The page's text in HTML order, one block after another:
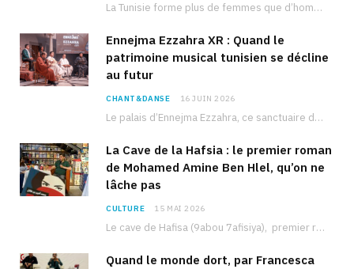
La Tunisie forme plus de femmes que d’hommes dans les filières scientifiques. Pourtant, pour beaucoup…
Ennejma Ezzahra XR : Quand le
patrimoine musical tunisien se décline
au futur
CHANT&DANSE 16 JUIN 2026
Le palais d’Ennejma Ezzahra, ce sanctuaire de la musique tunisienne et méditerranéenne construit par le…
La Cave de la Hafsia : le premier roman
de Mohamed Amine Ben Hlel, qu’on ne
lâche pas
CULTURE 15 MAI 2026
Le cave de Hafisa (9abou 7afisiya), premier roman du journaliste tunisien Mohamed Amine Ben Hlel,…
Quand le monde dort, par Francesca